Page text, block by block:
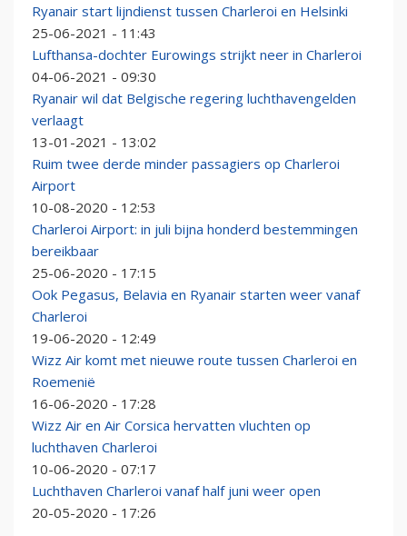
Ryanair start lijndienst tussen Charleroi en Helsinki
25-06-2021 - 11:43
Lufthansa-dochter Eurowings strijkt neer in Charleroi
04-06-2021 - 09:30
Ryanair wil dat Belgische regering luchthavengelden
verlaagt
13-01-2021 - 13:02
Ruim twee derde minder passagiers op Charleroi
Airport
10-08-2020 - 12:53
Charleroi Airport: in juli bijna honderd bestemmingen
bereikbaar
25-06-2020 - 17:15
Ook Pegasus, Belavia en Ryanair starten weer vanaf
Charleroi
19-06-2020 - 12:49
Wizz Air komt met nieuwe route tussen Charleroi en
Roemenië
16-06-2020 - 17:28
Wizz Air en Air Corsica hervatten vluchten op
luchthaven Charleroi
10-06-2020 - 07:17
Luchthaven Charleroi vanaf half juni weer open
20-05-2020 - 17:26